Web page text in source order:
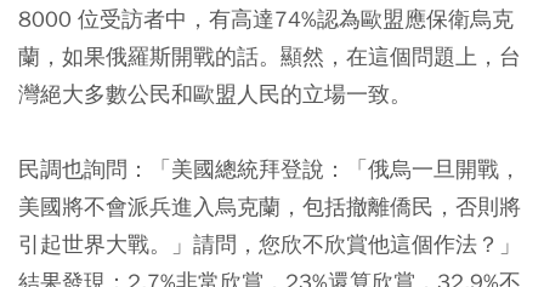
8000 位受訪者中，有高達74%認為歐盟應保衛烏克
蘭，如果俄羅斯開戰的話。顯然，在這個問題上，台
灣絕大多數公民和歐盟人民的立場一致。
民調也詢問：「美國總統拜登說：「俄烏一旦開戰，
美國將不會派兵進入烏克蘭，包括撤離僑民，否則將
引起世界大戰。」請問，您欣不欣賞他這個作法？」